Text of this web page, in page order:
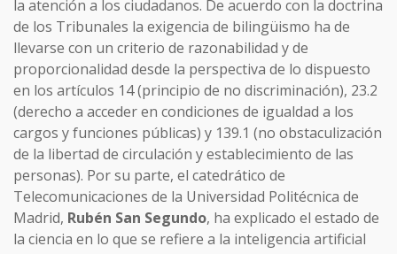
la atención a los ciudadanos. De acuerdo con la doctrina
de los Tribunales la exigencia de bilingüismo ha de
llevarse con un criterio de razonabilidad y de
proporcionalidad desde la perspectiva de lo dispuesto
en los artículos 14 (principio de no discriminación), 23.2
(derecho a acceder en condiciones de igualdad a los
cargos y funciones públicas) y 139.1 (no obstaculización
de la libertad de circulación y establecimiento de las
personas). Por su parte, el catedrático de
Telecomunicaciones de la Universidad Politécnica de
Madrid, Rubén San Segundo, ha explicado el estado de
la ciencia en lo que se refiere a la inteligencia artificial